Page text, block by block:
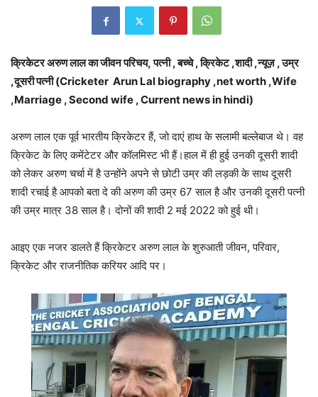
क्रिकेटर अरुण लाल का जीवन परिचय, पत्नी , बच्चे , क्रिकेट ,शादी ,न्यूज़ , उम्र
,दूसरी पत्नी (Cricketer Arun Lal biography ,net worth ,Wife
,Marriage , Second wife , Current news in hindi)
अरुण लाल एक पूर्व भारतीय क्रिकेटर हैं, जो दाएं हाथ के सलामी बल्लेबाज थे। वह
क्रिकेट के लिए कमेंटेटर और कॉलमिस्ट भी हैं।हाल में ही हुई उनकी दूसरी शादी
को लेकर अरुण चर्चा में है उन्होंने अपने से छोटी उम्र की लड़की के साथ दूसरी
शादी रचाई है आपको बता दे की अरुण की उम्र 67 साल है और उनकी दूसरी पत्नी
की उम्र मात्र 38 साल है। दोनों की शादी 2 मई 2022 को हुई थी।
आइए एक नजर डालते हैं क्रिकेटर अरुण लाल के शुरुआती जीवन, परिवार,
क्रिकेट और राजनीतिक करियर आदि पर।